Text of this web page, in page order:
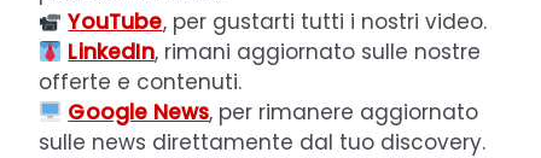
YouTube, per gustarti tutti i nostri video.
LinkedIn, rimani aggiornato sulle nostre
offerte e contenuti.
Google News, per rimanere aggiornato
sulle news direttamente dal tuo discovery.